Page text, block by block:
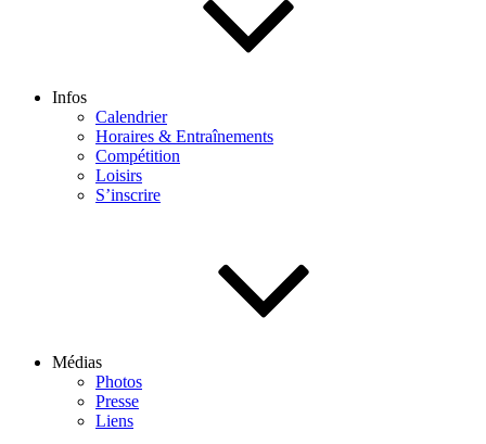
Infos
Calendrier
Horaires & Entraînements
Compétition
Loisirs
S’inscrire
Médias
Photos
Presse
Liens